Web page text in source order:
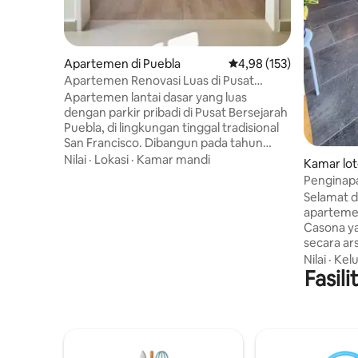
Apartemen di Puebla Nilai rata-rata 4,98 dari
4,98 (153)
Apartemen Renovasi Luas di Pusat
Bersejarah
Apartemen lantai dasar yang luas
dengan parkir pribadi di Pusat Bersejarah
Puebla, di lingkungan tinggal tradisional
San Francisco. Dibangun pada tahun
1940, bangunan ini direstorasi dengan
Nilai · Lokasi · Kamar mandi Kamar
Selamat
Casona
secara
unik
cuci,
Nilai ·